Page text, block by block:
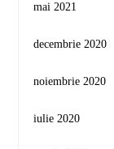
mai 2021
decembrie 2020
noiembrie 2020
iulie 2020